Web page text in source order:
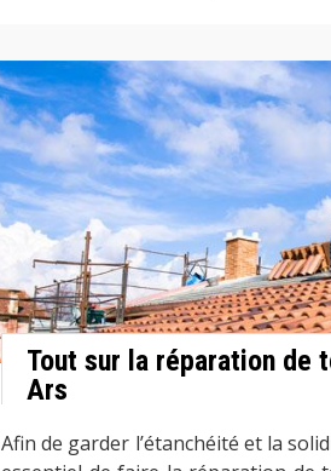
Tout sur la réparation de
Ars
Afin de garder l’étanchéité et la